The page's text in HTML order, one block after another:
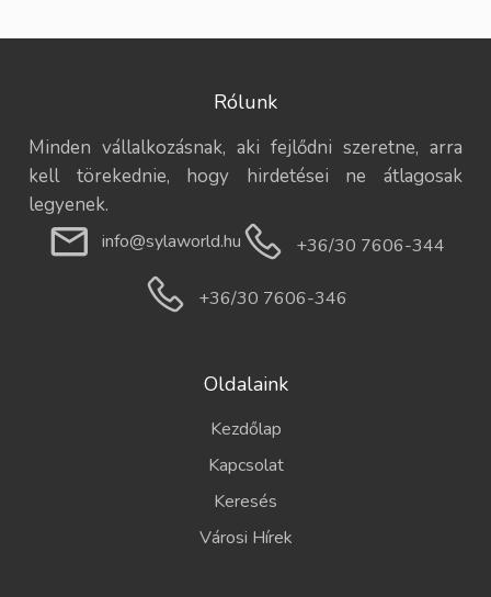
Rólunk
Minden vállalkozásnak, aki fejlődni szeretne, arra
kell törekednie, hogy hirdetései ne átlagosak
legyenek.
info@sylaworld.hu +36/30 7606-344
+36/30 7606-346
Oldalaink
Kezdőlap
Kapcsolat
Keresés
Városi Hírek